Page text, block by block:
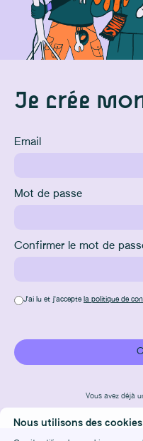
Je crée
Email
Mot de passe
Confirmer le mot de
J'ai lu et j'accepte la politique de
Vous avez déjà
Nous utilisons des cookies